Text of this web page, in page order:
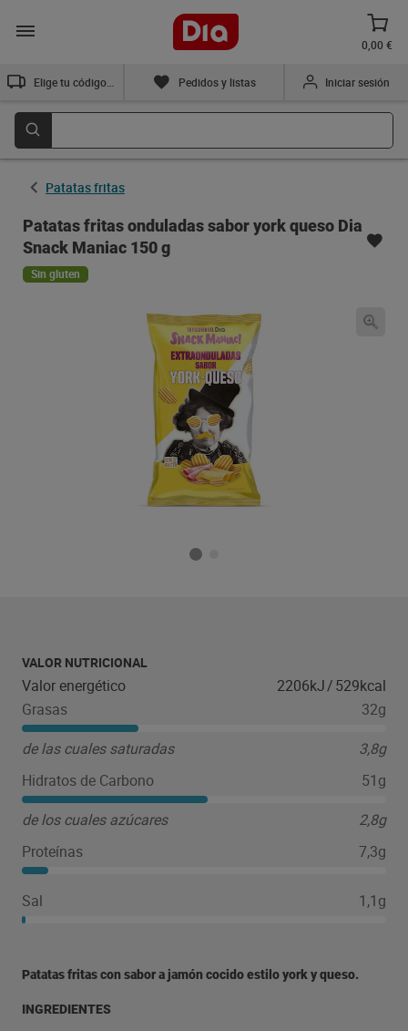
0,00 €
Pedidos y listas Iniciar sesión
Patatas fritas
Patatas fritas onduladas sabor york queso Dia
Snack Maniac 150 g
Sin gluten
VALOR NUTRICIONAL
Valor energético 2206kJ/529kcal
Grasas
32g
de las cuales saturadas
3,8g
Hidratos de Carbono
51g
de los cuales azúcares
2,8g
Proteínas
7,3g
Sal 1,1g
Patatas fritas con sabor a jamón cocido estilo york y queso.
INGREDIENTES